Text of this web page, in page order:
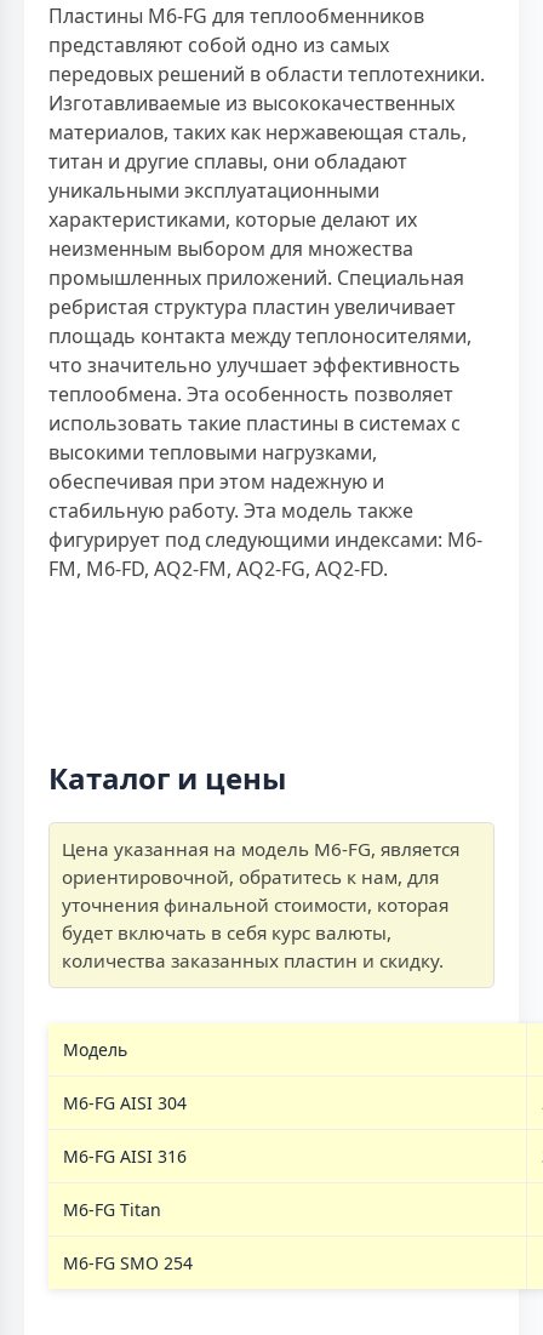
Пластины M6-FG для теплообменников
представляют собой одно из самых
передовых решений в области теплотехники.
Изготавливаемые из высококачественных
материалов, таких как нержавеющая сталь,
титан и другие сплавы, они обладают
уникальными эксплуатационными
характеристиками, которые делают их
неизменным выбором для множества
промышленных приложений. Специальная
ребристая структура пластин увеличивает
площадь контакта между теплоносителями,
что значительно улучшает эффективность
теплообмена. Эта особенность позволяет
использовать такие пластины в системах с
высокими тепловыми нагрузками,
обеспечивая при этом надежную и
стабильную работу. Эта модель также
фигурирует под следующими индексами: M6-
FM, M6-FD, AQ2-FM, AQ2-FG, AQ2-FD.
Каталог и цены
Цена указанная на модель M6-FG, является
ориентировочной, обратитесь к нам, для
уточнения финальной стоимости, которая
будет включать в себя курс валюты,
количества заказанных пластин и скидку.
Модель
M6-FG AISI 304
M6-FG AISI 316
M6-FG Titan
M6-FG SMO 254